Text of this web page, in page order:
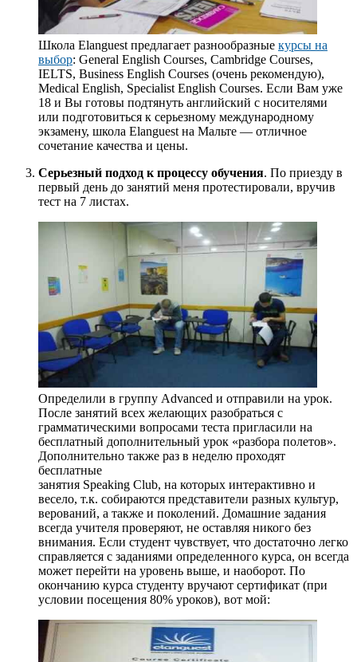
Школа Elanguest предлагает разнообразные курсы на
выбор: General English Courses, Cambridge Courses,
IELTS, Business English Courses (очень рекомендую),
Medical English, Specialist English Courses. Если Вам уже
18 и Вы готовы подтянуть английский с носителями
или подготовиться к серьезному международному
экзамену, школа Elanguest на Мальте — отличное
сочетание качества и цены.
Серьезный подход к процессу обучения. По приезду в
первый день до занятий меня протестировали, вручив
тест на 7 листах.
Определили в группу Advanced и отправили на урок.
После занятий всех желающих разобраться с
грамматическими вопросами теста пригласили на
бесплатный дополнительный урок «разбора полетов».
Дополнительно также раз в неделю проходят
бесплатные
занятия Speaking Club, на которых интерактивно и
весело, т.к. собираются представители разных культур,
верований, а также и поколений. Домашние задания
всегда учителя проверяют, не оставляя никого без
внимания. Если студент чувствует, что достаточно легко
справляется с заданиями определенного курса, он всегда
может перейти на уровень выше, и наоборот. По
окончанию курса студенту вручают сертификат (при
условии посещения 80% уроков), вот мой: